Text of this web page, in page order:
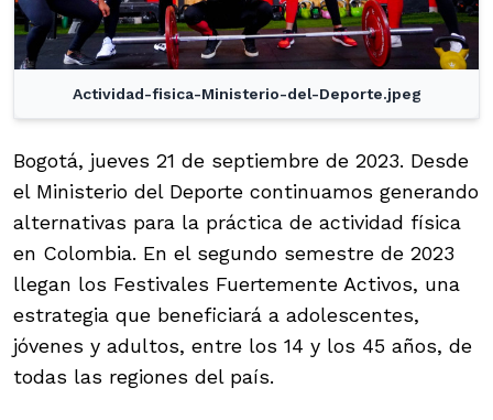
Actividad-fisica-Ministerio-del-Deporte.jpeg
Bogotá, jueves 21 de septiembre de 2023. Desde
el Ministerio del Deporte continuamos generando
alternativas para la práctica de actividad física
en Colombia. En el segundo semestre de 2023
llegan los Festivales Fuertemente Activos, una
estrategia que beneficiará a adolescentes,
jóvenes y adultos, entre los 14 y los 45 años, de
todas las regiones del país.